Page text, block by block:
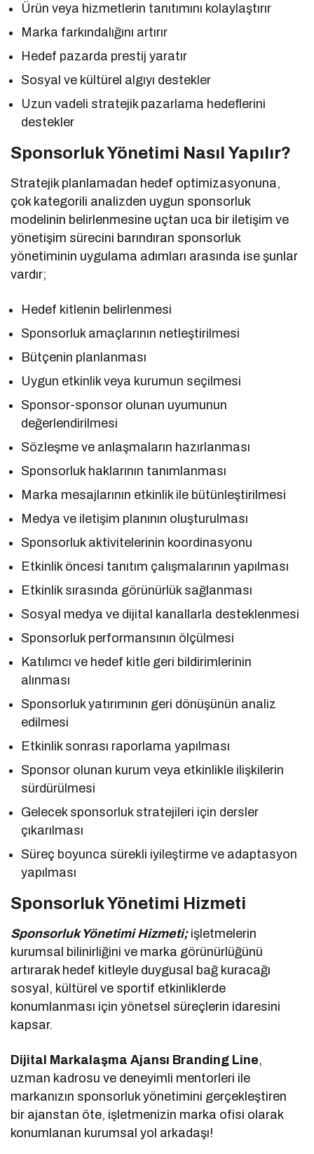
Ürün veya hizmetlerin tanıtımını kolaylaştırır
Marka farkındalığını artırır
Hedef pazarda prestij yaratır
Sosyal ve kültürel algıyı destekler
Uzun vadeli stratejik pazarlama hedeflerini
destekler
Sponsorluk Yönetimi Nasıl Yapılır?
Stratejik planlamadan hedef optimizasyonuna,
çok kategorili analizden uygun sponsorluk
modelinin belirlenmesine uçtan uca bir iletişim ve
yönetişim sürecini barındıran sponsorluk
yönetiminin uygulama adımları arasında ise şunlar
vardır;
Hedef kitlenin belirlenmesi
Sponsorluk amaçlarının netleştirilmesi
Bütçenin planlanması
Uygun etkinlik veya kurumun seçilmesi
Sponsor-sponsor olunan uyumunun
değerlendirilmesi
Sözleşme ve anlaşmaların hazırlanması
Sponsorluk haklarının tanımlanması
Marka mesajlarının etkinlik ile bütünleştirilmesi
Medya ve iletişim planının oluşturulması
Sponsorluk aktivitelerinin koordinasyonu
Etkinlik öncesi tanıtım çalışmalarının yapılması
Etkinlik sırasında görünürlük sağlanması
Sosyal medya ve dijital kanallarla desteklenmesi
Sponsorluk performansının ölçülmesi
Katılımcı ve hedef kitle geri bildirimlerinin
alınması
Sponsorluk yatırımının geri dönüşünün analiz
edilmesi
Etkinlik sonrası raporlama yapılması
Sponsor olunan kurum veya etkinlikle ilişkilerin
sürdürülmesi
Gelecek sponsorluk stratejileri için dersler
çıkarılması
Süreç boyunca sürekli iyileştirme ve adaptasyon
yapılması
Sponsorluk Yönetimi Hizmeti
Sponsorluk Yönetimi Hizmeti;işletmelerin
kurumsal bilinirliğini ve marka görünürlüğünü
artırarak hedef kitleyle duygusal bağ kuracağı
sosyal, kültürel ve sportif etkinliklerde
konumlanması için yönetsel süreçlerin idaresini
kapsar.
Dijital Markalaşma Ajansı Branding Line,
uzman kadrosu ve deneyimli mentorleri ile
markanızın sponsorluk yönetimini gerçekleştiren
bir ajanstan öte, işletmenizin marka ofisi olarak
konumlanan kurumsal yol arkadaşı!